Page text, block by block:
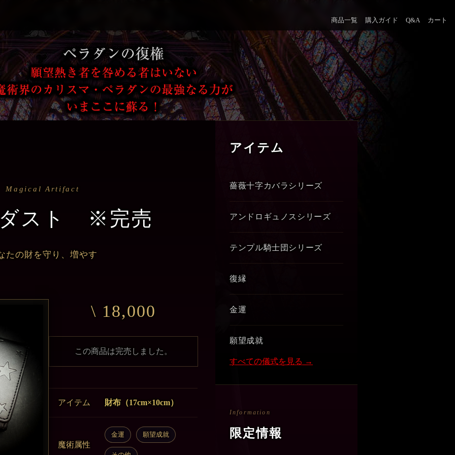
商品一覧 購入ガイド Q&A カート
Magical Artifact
ダスト ※完売
たの財を守り、増やす
\ 18,000
この商品は完売しました。
アイテム 財布（17cm×10cm）
魔術属性
金運 願望成就
アイテム
薔薇十字カバラシリーズ
アンドロギュノスシリーズ
テンプル騎士団シリーズ
復縁
金運
願望成就
すべての儀式を見る →
Information
限定情報